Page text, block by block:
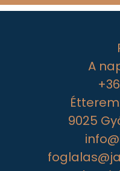
A
9025